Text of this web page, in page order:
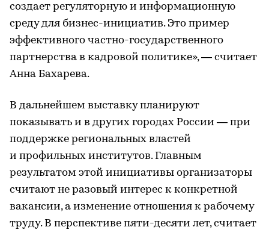
создает регуляторную и информационную
среду для бизнес-инициатив. Это пример
эффективного частно-государственного
партнерства в кадровой политике», — считает
Анна Бахарева.
В дальнейшем выставку планируют
показывать и в других городах России — при
поддержке региональных властей
и профильных институтов. Главным
результатом этой инициативы организаторы
считают не разовый интерес к конкретной
вакансии, а изменение отношения к рабочему
труду. В перспективе пяти-десяти лет, считает